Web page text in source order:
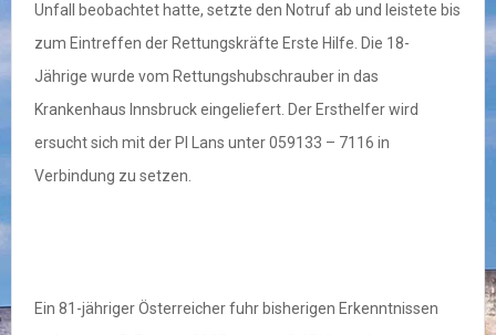
Unfall beobachtet hatte, setzte den Notruf ab und leistete bis
zum Eintreffen der Rettungskräfte Erste Hilfe. Die 18-
Jährige wurde vom Rettungshubschrauber in das
Krankenhaus Innsbruck eingeliefert. Der Ersthelfer wird
ersucht sich mit der PI Lans unter 059133 – 7116 in
Verbindung zu setzen.
Ein 81-jähriger Österreicher fuhr bisherigen Erkenntnissen